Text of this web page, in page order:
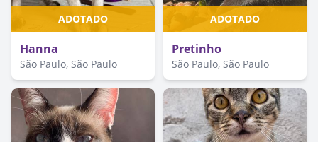
ADOTADO
Hanna
São Paulo, São Paulo
ADOTADO
Pretinho
São Paulo, São Paulo